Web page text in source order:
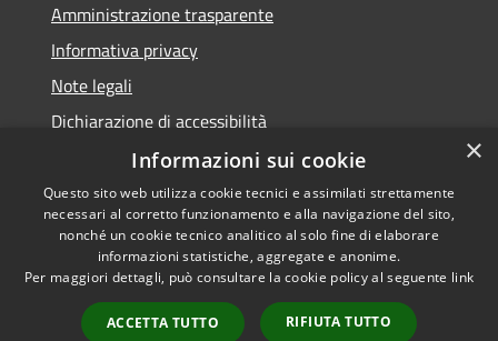
Amministrazione trasparente
Informativa privacy
Note legali
Dichiarazione di accessibilità
Accessibilità
Privacy
Copyright © 2026 • Comune di
Cigole • Powered by
Municipium•Accesso
redazione
×
Informazioni sui cookie
Questo sito web utilizza cookie tecnici e assimilati strettamente
necessari al corretto funzionamento e alla navigazione del sito,
nonché un cookie tecnico analitico al solo fine di elaborare
informazioni statistiche, aggregate e anonime.
Per maggiori dettagli, può consultare la cookie policy al seguente link
ACCETTA TUTTO RIFIUTA TUTTO